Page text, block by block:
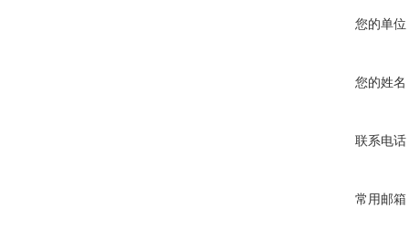
您的单位
您的姓名
联系电话
常用邮箱